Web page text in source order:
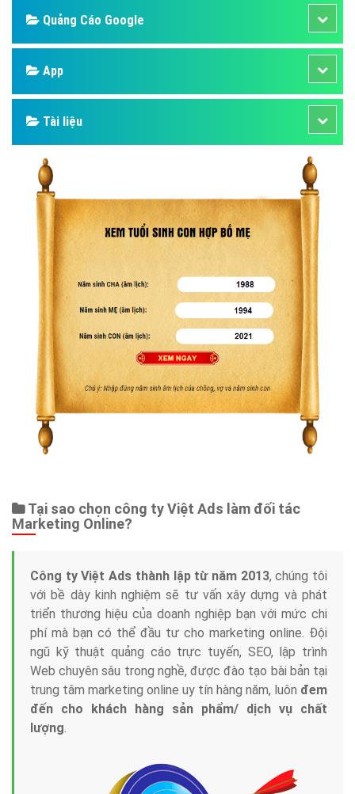
Quảng Cáo Google
App
Tài liệu
Tại sao chọn công ty Việt Ads làm đối tác
Marketing Online?
Công ty Việt Ads thành lập từ năm 2013, chúng tôi
với bề dày kinh nghiệm sẽ tư vấn xây dựng và phát
triển thương hiệu của doanh nghiệp bạn với mức chi
phí mà bạn có thể đầu tư cho marketing online. Đội
ngũ kỹ thuật quảng cáo trực tuyến, SEO, lập trình
Web chuyên sâu trong nghề, được đào tạo bài bản tại
trung tâm marketing online uy tín hàng năm, luôn đem
đến cho khách hàng sản phẩm/ dịch vụ chất
lượng.